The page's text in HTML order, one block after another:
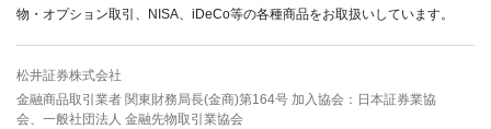
物・オプション取引、NISA、iDeCo等の各種商品をお取扱いしています。
松井証券株式会社
金融商品取引業者 関東財務局長(金商)第164号 加入協会：日本証券業協
会、一般社団法人 金融先物取引業協会